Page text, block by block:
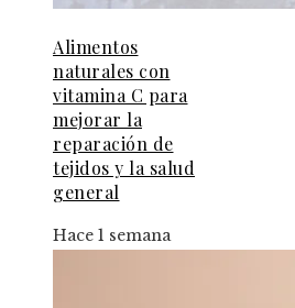
Alimentos
naturales con
vitamina C para
mejorar la
reparación de
tejidos y la salud
general
Hace 1 semana